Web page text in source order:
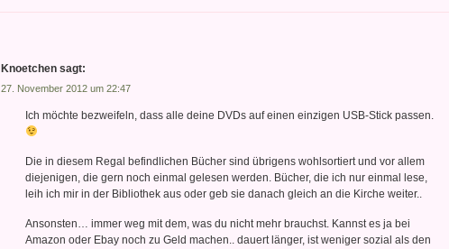
Knoetchen sagt:
27. November 2012 um 22:47
Ich möchte bezweifeln, dass alle deine DVDs auf einen einzigen USB-Stick passen.
Die in diesem Regal befindlichen Bücher sind übrigens wohlsortiert und vor allem
diejenigen, die gern noch einmal gelesen werden. Bücher, die ich nur einmal lese,
leih ich mir in der Bibliothek aus oder geb sie danach gleich an die Kirche weiter..
Ansonsten… immer weg mit dem, was du nicht mehr brauchst. Kannst es ja bei
Amazon oder Ebay noch zu Geld machen.. dauert länger, ist weniger sozial als den